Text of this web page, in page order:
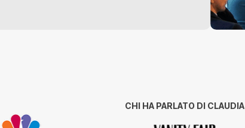
CHI HA PARLATO DI CLAUDIA